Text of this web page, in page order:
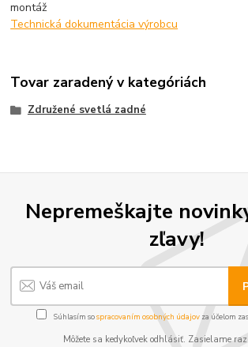
montáž
Technická dokumentácia výrobcu
Tovar zaradený v kategóriách
Združené svetlá zadné
Nepremeškajte
zľavy!
Súhlasím sospracovaním osobných údajov za účelom
Môžete sa kedykoľvek odhlásiť. Zasielame